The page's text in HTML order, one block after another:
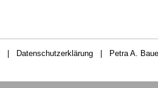
Datenschutzerklärung Petra A.